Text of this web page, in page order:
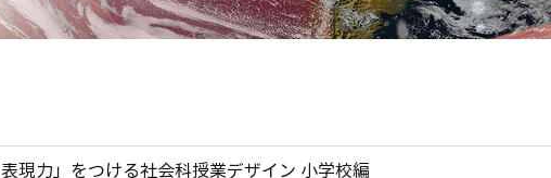
表現力」をつける社会科授業デザイン 小学校編